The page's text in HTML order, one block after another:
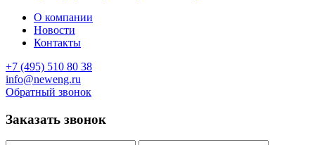
О компании
Новости
Контакты
+7 (495) 510 80 38
info@neweng.ru
Обратный звонок
Заказать звонок